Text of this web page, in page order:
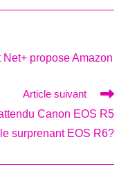
propose Amazon
Article suivant
Canon EOS R5
surprenant EOS R6?